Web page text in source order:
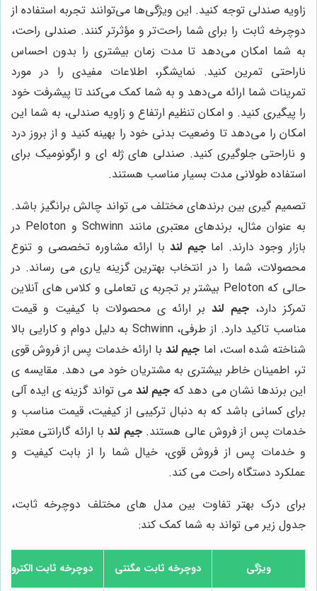
زاویه صندلی توجه کنید. این ویژگی‌ها می‌توانند تجربه استفاده از
دوچرخه ثابت را برای شما راحت‌تر و مؤثرتر کنند. صندلی راحت،
به شما امکان می‌دهد تا مدت زمان بیشتری را بدون احساس
ناراحتی تمرین کنید. نمایشگر، اطلاعات مفیدی را در مورد
تمرینات شما ارائه می‌دهد و به شما کمک می‌کند تا پیشرفت خود
را پیگیری کنید. و امکان تنظیم ارتفاع و زاویه صندلی، به شما این
امکان را می‌دهد تا وضعیت بدنی خود را بهینه کنید و از بروز درد
و ناراحتی جلوگیری کنید. صندلی های ژله ای و ارگونومیک برای
استفاده طولانی مدت بسیار مناسب هستند.
تصمیم گیری بین برندهای مختلف می تواند چالش برانگیز باشد.
به عنوان مثال، برندهای معتبری مانند Schwinn و Peloton در
بازار وجود دارند. اماجیم لندبا ارائه مشاوره تخصصی و تنوع
محصولات، شما را در انتخاب بهترین گزینه یاری می رساند. در
حالی که Peloton بیشتر بر تجربه ی تعاملی و کلاس های آنلاین
تمرکز دارد،جیم لندبر ارائه ی محصولات با کیفیت و قیمت
مناسب تاکید دارد. از طرفی، Schwinn به دلیل دوام و کارایی بالا
شناخته شده است، اما جیم لندبا ارائه خدمات پس از فروش قوی
تر، اطمینان خاطر بیشتری به مشتریان خود می دهد. مقایسه ی
این برندها نشان می دهد که جیم لند می تواند گزینه ی ایده آلی
برای کسانی باشد که به دنبال ترکیبی از کیفیت، قیمت مناسب و
خدمات پس از فروش عالی هستند.جیم لندبا ارائه گارانتی معتبر
و خدمات پس از فروش قوی، خیال شما را از بابت کیفیت و
عملکرد دستگاه راحت می کند.
برای درک بهتر تفاوت بین مدل های مختلف دوچرخه ثابت،
جدول زیر می تواند به شما کمک کند:
ویژگی دوچرخه ثابت مگنتی دوچرخه ثابت